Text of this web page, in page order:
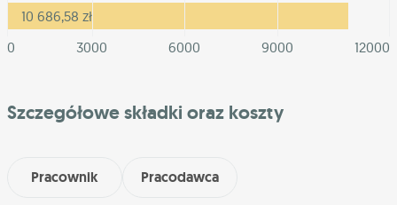
10 686,58 zł
0
3000 6000 9000 12000
Szczegółowe składki oraz koszty
Pracownik Pracodawca